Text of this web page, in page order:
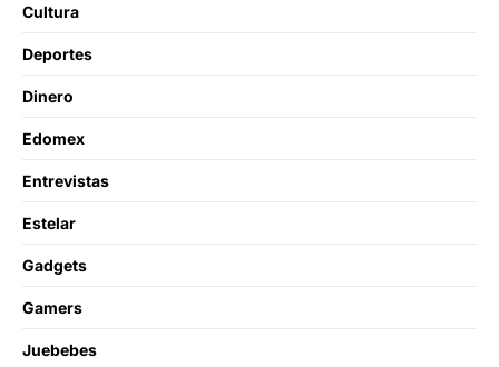
Cultura
Deportes
Dinero
Edomex
Entrevistas
Estelar
Gadgets
Gamers
Juebebes